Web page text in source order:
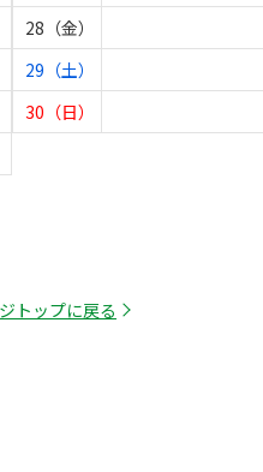
28（金）
29（土）
30（日）
トップに戻る